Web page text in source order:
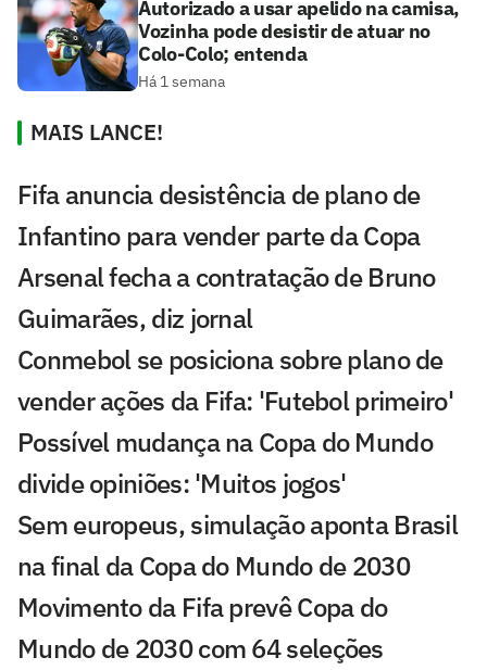
Autorizado a usar apelido na camisa,
Vozinha pode desistir de atuar no
Colo-Colo; entenda
Há 1 semana
MAIS LANCE!
Fifa anuncia desistência de plano de
Infantino para vender parte da Copa
Arsenal fecha a contratação de Bruno
Guimarães, diz jornal
Conmebol se posiciona sobre plano de
vender ações da Fifa: 'Futebol primeiro'
Possível mudança na Copa do Mundo
divide opiniões: 'Muitos jogos'
Sem europeus, simulação aponta Brasil
na final da Copa do Mundo de 2030
Movimento da Fifa prevê Copa do
Mundo de 2030 com 64 seleções